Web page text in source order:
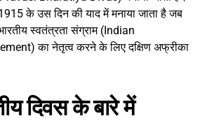
1915 के उस दिन की याद में मनाया जाता है जब
स्वतंत्रता संग्राम (Indian
का नेतृत्व करने के लिए दक्षिण अफ्रीका
दिवस के बारे में